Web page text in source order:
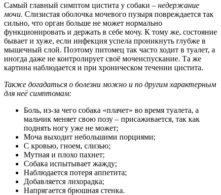
Самый главный симптом цистита у собаки – недержание
мочи. Слизистая оболочка мочевого пузыря повреждается так
сильно, что орган больше не может нормально
функционировать и держать в себе мочу. К тому же, состояние
бывает и хуже, если инфекция успела проникнуть глубже в
мышечный слой. Поэтому питомец так часто ходит в туалет, а
иногда даже не контролирует своё мочеиспускание. Та же
картина наблюдается и при хроническом течении цистита.
Также догадаться о болезни можно и по другим характерным
для неё симптомам:
Боль, из-за чего собака «плачет» во время туалета, а
мальчик меняет свою позу – присаживается, так как
поднять ногу уже не может;
Моча выходит небольшими порциями;
С кровью, гноем, слизью;
Мутная и плохо пахнет;
Собака испытывает жажду;
Наблюдается потеря аппетита;
Добавляется лихорадка;
Напрягается брюшная стенка.